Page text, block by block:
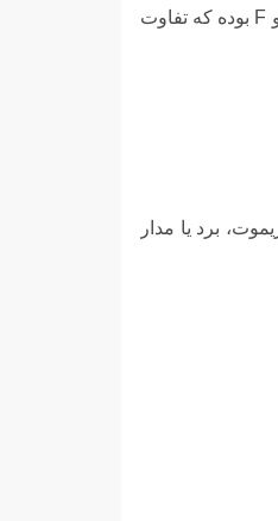
محل قرارگیری موتور جک پارکینگی یکتا مدل 600 به سمت بالا بوده و دارای سوییچ خلاص‌کن نیز است. مدل 600 جک پارکینگ یکتا دارای دو سری L و F بوده که تفاوت
همراه جک پارکینگ یکتا مدل 600 می‌توان به دو عدد ریموت، برد یا مدار